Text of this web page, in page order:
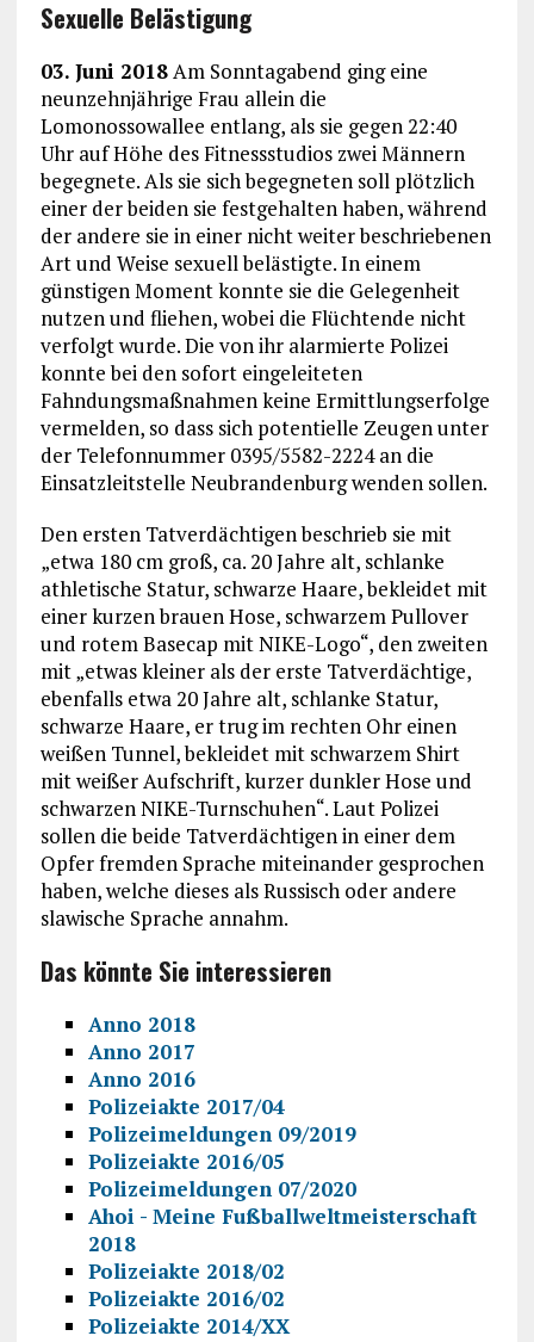
Sexuelle Belästigung
03. Juni 2018Am Sonntagabend ging eine
neunzehnjährige Frau allein die
Lomonossowallee entlang, als sie gegen 22:40
Uhr auf Höhe des Fitnessstudios zwei Männern
begegnete. Als sie sich begegneten soll plötzlich
einer der beiden sie festgehalten haben, während
der andere sie in einer nicht weiter beschriebenen
Art und Weise sexuell belästigte. In einem
günstigen Moment konnte sie die Gelegenheit
nutzen und fliehen, wobei die Flüchtende nicht
verfolgt wurde. Die von ihr alarmierte Polizei
konnte bei den sofort eingeleiteten
Fahndungsmaßnahmen keine Ermittlungserfolge
vermelden, so dass sich potentielle Zeugen unter
der Telefonnummer 0395/5582-2224 an die
Einsatzleitstelle Neubrandenburg wenden sollen.
Den ersten Tatverdächtigen beschrieb sie mit
„etwa 180 cm groß, ca. 20 Jahre alt, schlanke
athletische Statur, schwarze Haare, bekleidet mit
einer kurzen brauen Hose, schwarzem Pullover
und rotem Basecap mit NIKE-Logo“, den zweiten
mit „etwas kleiner als der erste Tatverdächtige,
ebenfalls etwa 20 Jahre alt, schlanke Statur,
schwarze Haare, er trug im rechten Ohr einen
weißen Tunnel, bekleidet mit schwarzem Shirt
mit weißer Aufschrift, kurzer dunkler Hose und
schwarzen NIKE-Turnschuhen“. Laut Polizei
sollen die beide Tatverdächtigen in einer dem
Opfer fremden Sprache miteinander gesprochen
haben, welche dieses als Russisch oder andere
slawische Sprache annahm.
Das könnte Sie interessieren
Anno 2018
Anno 2017
Anno 2016
Polizeiakte 2017/04
Polizeimeldungen 09/2019
Polizeiakte 2016/05
Polizeimeldungen 07/2020
Ahoi - Meine Fußballweltmeisterschaft
2018
Polizeiakte 2018/02
Polizeiakte 2016/02
Polizeiakte 2014/XX